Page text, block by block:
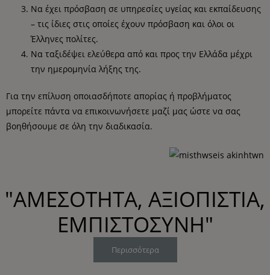
Να έχει πρόσβαση σε υπηρεσίες υγείας και εκπαίδευσης
– τις ίδιες στις οποίες έχουν πρόσβαση και όλοι οι
Έλληνες πολίτες.
Να ταξιδέψει ελεύθερα από και προς την Ελλάδα μέχρι
την ημερομηνία λήξης της.
Για την επίλυση οποιασδήποτε απορίας ή προβλήματος
μπορείτε πάντα να επικοινωνήσετε μαζί μας ώστε να σας
βοηθήσουμε σε όλη την διαδικασία.
"ΑΜΕΣΟΤΗΤΑ, ΑΞΙΟΠΙΣΤΙΑ,
ΕΜΠΙΣΤΟΣΥΝΗ"
Περισσότερα